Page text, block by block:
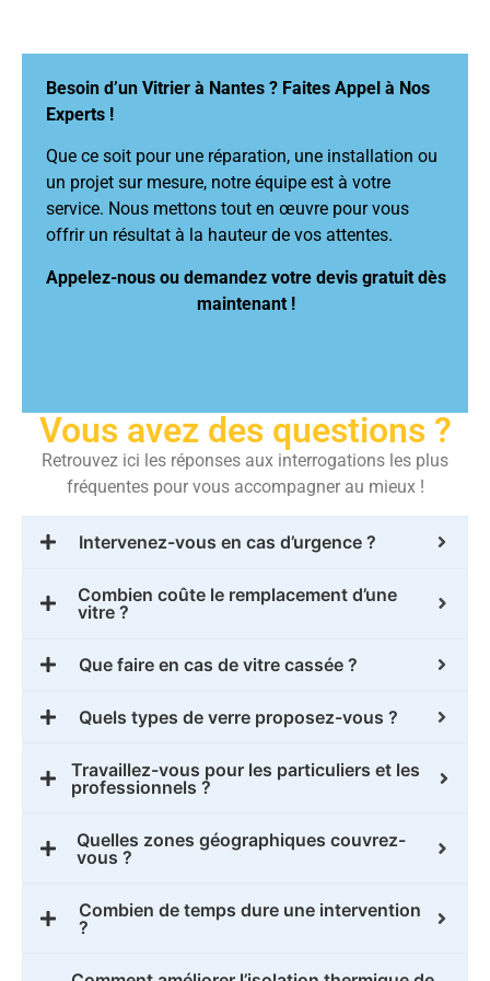
Besoin d’un Vitrier à Nantes ? Faites Appel à Nos
Experts !
Que ce soit pour une réparation, une installation ou
un projet sur mesure, notre équipe est à votre
service. Nous mettons tout en œuvre pour vous
offrir un résultat à la hauteur de vos attentes.
Appelez-nous ou demandez votre devis gratuit dès
maintenant !
Vous avez des questions ?
Retrouvez ici les réponses aux interrogations les plus
fréquentes pour vous accompagner au mieux !
Intervenez-vous en cas d’urgence ?
Combien coûte le remplacement d’une
vitre ?
Que faire en cas de vitre cassée ?
Quels types de verre proposez-vous ?
Travaillez-vous pour les particuliers et les
professionnels ?
Quelles zones géographiques couvrez-
vous ?
Combien de temps dure une intervention
?